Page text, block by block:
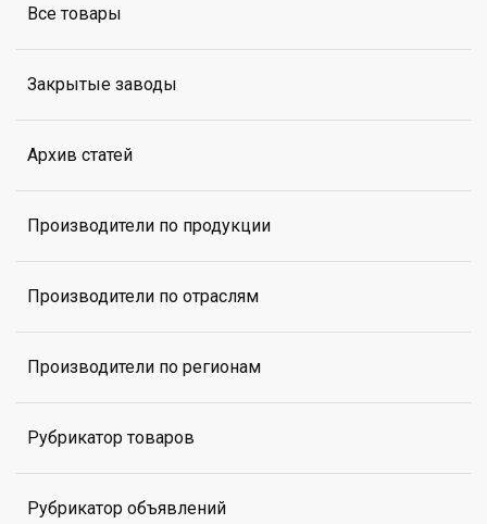
Все товары
Закрытые заводы
Архив статей
Производители по продукции
Производители по отраслям
Производители по регионам
Рубрикатор товаров
Рубрикатор объявлений